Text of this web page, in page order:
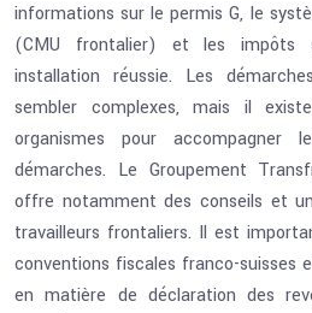
informations sur le permis G, le
(CMU frontalier) et les impôts
installation réussie. Les
sembler complexes, mais il
organismes pour accompagner
démarches. Le Groupement
offre notamment des conseils et
travailleurs frontaliers. Il est
conventions fiscales franco-suisses
en matière de déclaration des